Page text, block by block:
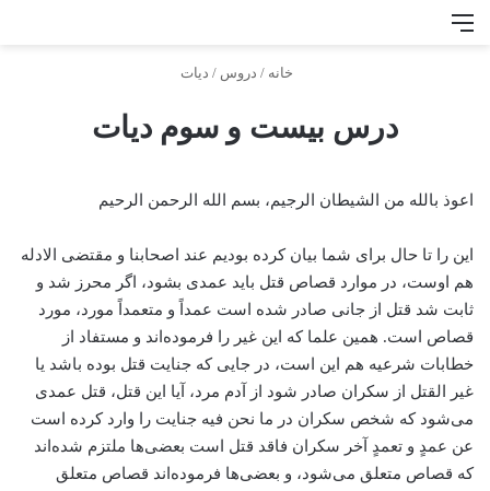
منو
خانه / دروس / دیات
درس بیست و سوم دیات
اعوذ بالله من الشیطان الرجیم، بسم الله الرحمن الرحیم
این را تا حال برای شما بیان کرده بودیم عند اصحابنا و مقتضی الادله
هم اوست، در موارد قصاص قتل باید عمدی بشود، اگر محرز شد و
ثابت شد قتل از جانی صادر شده است عمداً و متعمداً مورد، مورد
قصاص است. همین علما که این غیر را فرموده‌اند و مستفاد از
خطابات شرعیه هم این است، در جایی که جنایت قتل بوده باشد یا
غیر القتل از سکران صادر شود از آدم مرد، آیا این قتل، قتل عمدی
می‌شود که شخص سکران در ما نحن فیه جنایت را وارد کرده است
عن عمدٍ و تعمدٍ آخر سکران فاقد قتل است بعضی‌ها ملتزم شده‌اند
که قصاص متعلق می‌شود، و بعضی‌ها فرموده‌اند قصاص متعلق